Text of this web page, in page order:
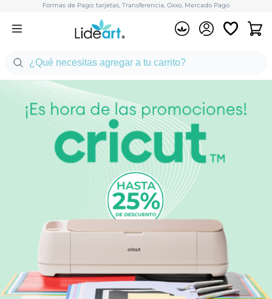
Formas de Pago: tarjetas, Transferencia, Oxxo, Mercado Pago